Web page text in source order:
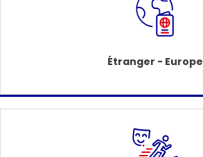
Étranger - Europe